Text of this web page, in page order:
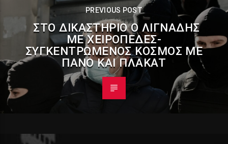
PREVIOUS POST
ΣΤΟ ΔΙΚΑΣΤΉΡΙΟ Ο ΛΙΓΝΆΔΗΣ
ΜΕ ΧΕΙΡΟΠΈΔΕΣ-
ΣΥΓΚΕΝΤΡΩΜΈΝΟΣ ΚΌΣΜΟΣ ΜΕ
ΠΑΝΌ ΚΑΙ ΠΛΑΚΆΤ